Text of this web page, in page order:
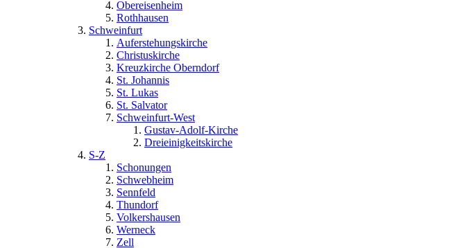
Obereisenheim
Rothhausen
Schweinfurt
Auferstehungskirche
Christuskirche
Kreuzkirche Oberndorf
St. Johannis
St. Lukas
St. Salvator
Schweinfurt-West
Gustav-Adolf-Kirche
Dreieinigkeitskirche
S-Z
Schonungen
Schwebheim
Sennfeld
Thundorf
Volkershausen
Werneck
Zell